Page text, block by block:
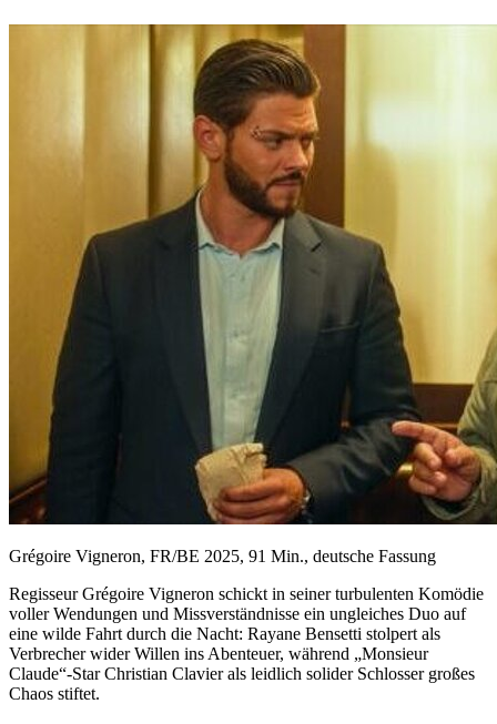
Grégoire Vigneron, FR/BE 2025, 91 Min., deutsche Fassung
Regisseur Grégoire Vigneron schickt in seiner turbulenten Komödie
voller Wendungen und Missverständnisse ein ungleiches Duo auf
eine wilde Fahrt durch die Nacht: Rayane Bensetti stolpert als
Verbrecher wider Willen ins Abenteuer, während „Monsieur
Claude“-Star Christian Clavier als leidlich solider Schlosser großes
Chaos stiftet.